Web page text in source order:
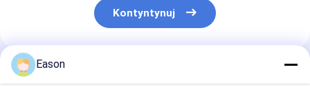
Kontyntynuj
Polecane Produkty
Eason